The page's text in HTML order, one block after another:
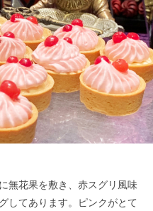
無花果を敷き、赤スグリ風味
してあります。ピンクがとて